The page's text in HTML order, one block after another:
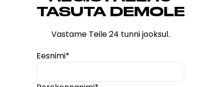
TASUTA DEMOLE
Vastame Teile 24 tunni jooksul.
Eesnimi*